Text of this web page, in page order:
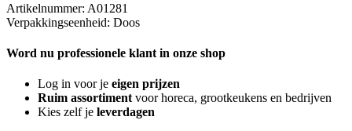
Artikelnummer: A01281
Verpakkingseenheid: Doos
Word nu professionele klant in onze shop
Log in voor je eigen prijzen
Ruim assortimentvoor horeca, grootkeukens en bedrijven
Kies zelf je leverdagen